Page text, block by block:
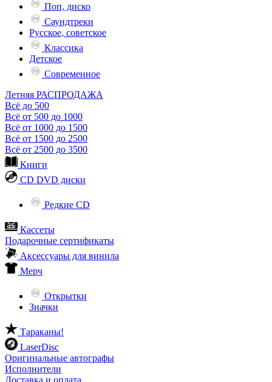
Поп, диско
Саундтреки
Русское, советское
Классика
Детское
Современное
Летняя РАСПРОДАЖА
Всё до 500
Всё от 500 до 1000
Всё от 1000 до 1500
Всё от 1500 до 2500
Всё от 2500 до 3500
Книги
CD DVD диски
Редкие CD
Кассеты
Подарочные сертификаты
Аксессуары для винила
Мерч
Открытки
Значки
Тараканы!
LaserDisc
Оригинальные автографы
Исполнители
Доставка и оплата